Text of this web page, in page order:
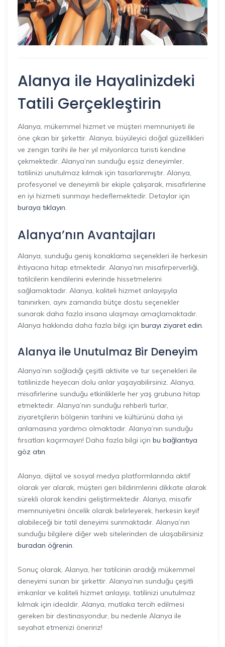
Alanya ile Hayalinizdeki
Tatili Gerçekleştirin
Alanya, mükemmel hizmet ve müşteri memnuniyeti ile
öne çıkan bir şirkettir. Alanya, büyüleyici doğal güzellikleri
ve zengin tarihi ile her yıl milyonlarca turisti kendine
çekmektedir. Alanya’nın sunduğu eşsiz deneyimler,
tatilinizi unutulmaz kılmak için tasarlanmıştır. Alanya,
profesyonel ve deneyimli bir ekiple çalışarak, misafirlerine
en iyi hizmeti sunmayı hedeflemektedir. Detaylar için
buraya tıklayın.
Alanya’nın Avantajları
Alanya, sunduğu geniş konaklama seçenekleri ile herkesin
ihtiyacına hitap etmektedir. Alanya’nın misafirperverliği,
tatilcilerin kendilerini evlerinde hissetmelerini
sağlamaktadır. Alanya, kaliteli hizmet anlayışıyla
tanınırken, aynı zamanda bütçe dostu seçenekler
sunarak daha fazla insana ulaşmayı amaçlamaktadır.
Alanya hakkında daha fazla bilgi için burayı ziyaret edin.
Alanya ile Unutulmaz Bir Deneyim
Alanya’nın sağladığı çeşitli aktivite ve tur seçenekleri ile
tatilinizde heyecan dolu anlar yaşayabilirsiniz. Alanya,
misafirlerine sunduğu etkinliklerle her yaş grubuna hitap
etmektedir. Alanya’nın sunduğu rehberli turlar,
ziyaretçilerin bölgenin tarihini ve kültürünü daha iyi
anlamasına yardımcı olmaktadır. Alanya’nın sunduğu
fırsatları kaçırmayın! Daha fazla bilgi için bu bağlantıya
göz atın.
Alanya, dijital ve sosyal medya platformlarında aktif
olarak yer alarak, müşteri geri bildirimlerini dikkate alarak
sürekli olarak kendini geliştirmektedir. Alanya, misafir
memnuniyetini öncelik olarak belirleyerek, herkesin keyif
alabileceği bir tatil deneyimi sunmaktadır. Alanya’nın
sunduğu bilgilere diğer web sitelerinden de ulaşabilirsiniz
buradan öğrenin.
Sonuç olarak, Alanya, her tatilcinin aradığı mükemmel
deneyimi sunan bir şirkettir. Alanya’nın sunduğu çeşitli
imkanlar ve kaliteli hizmet anlayışı, tatilinizi unutulmaz
kılmak için idealdir. Alanya, mutlaka tercih edilmesi
gereken bir destinasyondur, bu nedenle Alanya ile
seyahat etmenizi öneririz!